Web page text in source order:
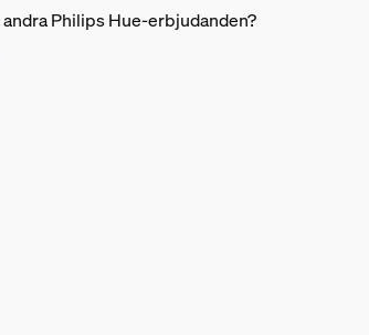
Philips Hue-erbjudanden?